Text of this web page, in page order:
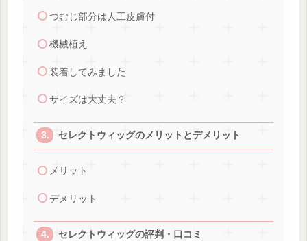
つむじ部分は人工皮膚付
機械植え
装着してみました
サイズは大丈夫？
セレクトウィッグのメリットとデメリット
メリット
デメリット
セレクトウィッグの評判・口コミ